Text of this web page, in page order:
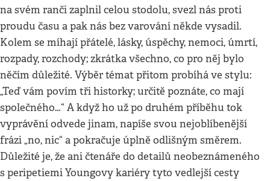
na svém ranči zaplnil celou stodolu, svezl nás proti
proudu času a pak nás bez varování někde vysadil.
Kolem se míhají přátelé, lásky, úspěchy, nemoci, úmrtí,
rozpady, rozchody; zkrátka všechno, co pro něj bylo
něčím důležité. Výběr témat přitom probíhá ve stylu:
„Teď vám povím tři historky; určitě poznáte, co mají
společného…“ A když ho už po druhém příběhu tok
vyprávění odvede jinam, napíše svou nejoblíbenější
frázi „no, nic“ a pokračuje úplně odlišným směrem.
Důležité je, že ani čtenáře do detailů neobeznámeného
s peripetiemi Youngovy kariéry tyto vedlejší cesty